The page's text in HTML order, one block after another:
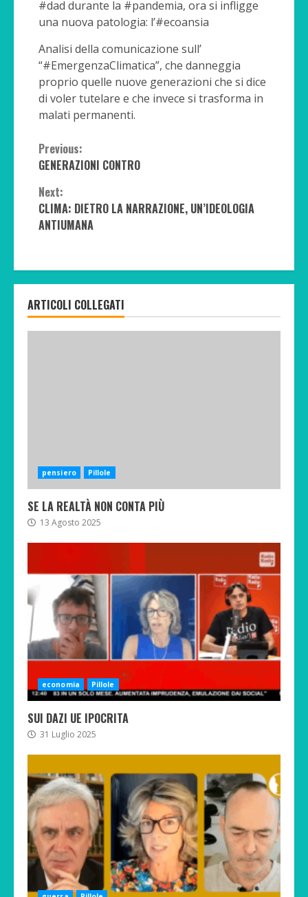
#dad durante la #pandemia, ora si infligge
una nuova patologia: l’#ecoansia
Analisi della comunicazione sull’
“#EmergenzaClimatica”, che danneggia
proprio quelle nuove generazioni che si dice
di voler tutelare e che invece si trasforma in
malati permanenti.
Continue
Reading
Previous:
GENERAZIONI CONTRO
Next:
CLIMA: DIETRO LA NARRAZIONE, UN’IDEOLOGIA
ANTIUMANA
ARTICOLI COLLEGATI
pensiero Pillole
SE LA REALTÀ NON CONTA PIÙ
13 Agosto 2025
economia Pillole
SUI DAZI UE IPOCRITA
31 Luglio 2025